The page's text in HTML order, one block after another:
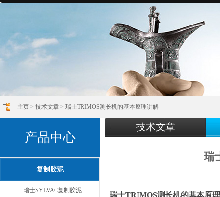
主页 > 技术文章 > 瑞士TRIMOS测长机的基本原理讲解
产品中心
复制胶泥
瑞士SYLVAC复制胶泥
技术文章
瑞
瑞士TRIMOS测长机的基本原